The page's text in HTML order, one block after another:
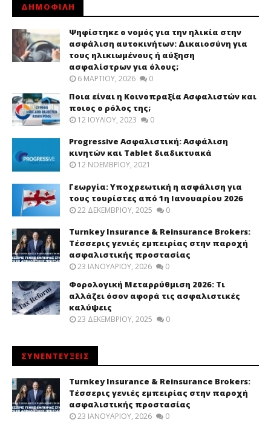
ΔΗΜΟΦΙΛΗ
Ψηφίστηκε ο νομός για την ηλικία στην
ασφάλιση αυτοκινήτων: Δικαιοσύνη για
τους ηλικιωμένους ή αύξηση
ασφαλίστρων για όλους;
6 ΜΑΡΤΊΟΥ, 2026 0
Ποια είναι η Κοινοπραξία Ασφαλιστών και
ποιος ο ρόλος της;
12 ΙΟΥΛΊΟΥ, 2023 0
Progressive Ασφαλιστική: Ασφάλιση
κινητών και Tablet διαδικτυακά
12 ΝΟΕΜΒΡΊΟΥ, 2021
Γεωργία: Υποχρεωτική η ασφάλιση για
τους τουρίστες από 1η Ιανουαρίου 2026
22 ΔΕΚΕΜΒΡΊΟΥ, 2025 0
Turnkey Insurance & Reinsurance Brokers:
Τέσσερις γενιές εμπειρίας στην παροχή
ασφαλιστικής προστασίας
23 ΙΑΝΟΥΑΡΊΟΥ, 2026 0
Φορολογική Μεταρρύθμιση 2026: Τι
αλλάζει όσον αφορά τις ασφαλιστικές
καλύψεις
23 ΔΕΚΕΜΒΡΊΟΥ, 2025 0
ΣΥΝΕΝΤΕΥΞΕΙΣ
Turnkey Insurance & Reinsurance Brokers:
Τέσσερις γενιές εμπειρίας στην παροχή
ασφαλιστικής προστασίας
23 ΙΑΝΟΥΑΡΊΟΥ, 2026 0